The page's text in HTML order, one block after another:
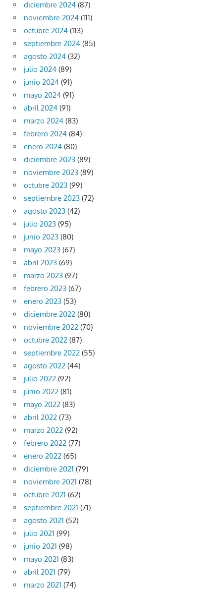
diciembre 2024 (87)
noviembre 2024 (111)
octubre 2024 (113)
septiembre 2024 (85)
agosto 2024 (32)
julio 2024 (89)
junio 2024 (91)
mayo 2024 (91)
abril 2024 (91)
marzo 2024 (83)
febrero 2024 (84)
enero 2024 (80)
diciembre 2023 (89)
noviembre 2023 (89)
octubre 2023 (99)
septiembre 2023 (72)
agosto 2023 (42)
julio 2023 (95)
junio 2023 (80)
mayo 2023 (67)
abril 2023 (69)
marzo 2023 (97)
febrero 2023 (67)
enero 2023 (53)
diciembre 2022 (80)
noviembre 2022 (70)
octubre 2022 (87)
septiembre 2022 (55)
agosto 2022 (44)
julio 2022 (92)
junio 2022 (81)
mayo 2022 (83)
abril 2022 (73)
marzo 2022 (92)
febrero 2022 (77)
enero 2022 (65)
diciembre 2021 (79)
noviembre 2021 (78)
octubre 2021 (62)
septiembre 2021 (71)
agosto 2021 (52)
julio 2021 (99)
junio 2021 (98)
mayo 2021 (83)
abril 2021 (79)
marzo 2021 (74)